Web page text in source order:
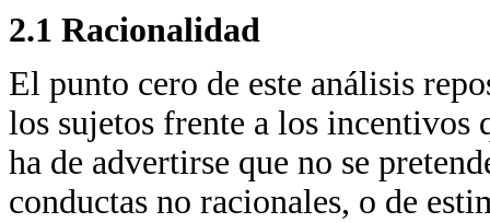
2.1 Racionalidad
El punto cero de este análisis
los sujetos frente a los incentivos
ha de advertirse que no se
conductas no racionales, o de